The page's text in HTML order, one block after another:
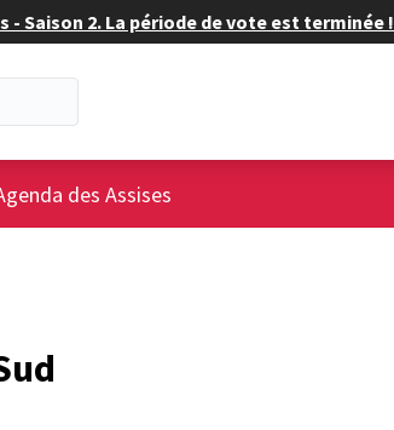
Saison 2. La période de vote est terminée !
utilisateurdes Assises